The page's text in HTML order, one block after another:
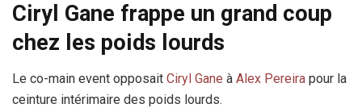
Ciryl Gane frappe un grand coup
chez les poids lourds
Le co-main event opposait Ciryl Gane à Alex Pereira pour la
ceinture intérimaire des poids lourds.